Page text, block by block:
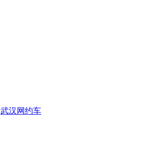
武汉网约车